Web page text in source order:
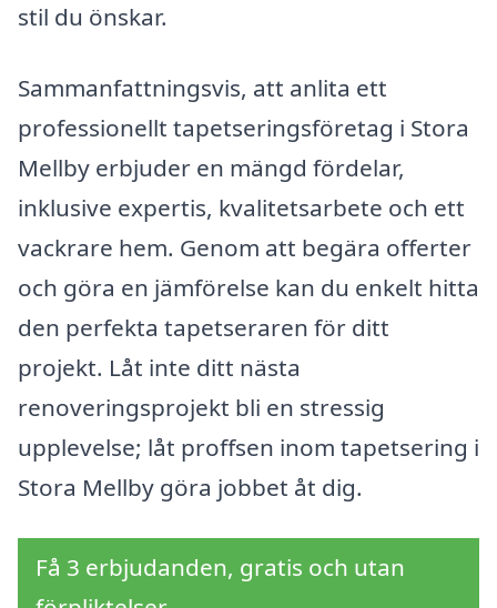
stil du önskar.
Sammanfattningsvis, att anlita ett
professionellt tapetseringsföretag i Stora
Mellby erbjuder en mängd fördelar,
inklusive expertis, kvalitetsarbete och ett
vackrare hem. Genom att begära offerter
och göra en jämförelse kan du enkelt hitta
den perfekta tapetseraren för ditt
projekt. Låt inte ditt nästa
renoveringsprojekt bli en stressig
upplevelse; låt proffsen inom tapetsering i
Stora Mellby göra jobbet åt dig.
Få 3 erbjudanden, gratis och utan